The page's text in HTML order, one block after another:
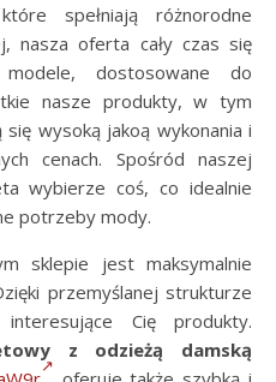
spełniają różnorodne
nasza oferta cały czas się
dostosowane do
nasze produkty, w tym
wysoką jakoą wykonania i
cenach. Spośród naszej
wybierze coś, co idealnie
potrzeby mody.
sklepie jest maksymalnie
przemyślanej strukturze
Cię produkty.
z odzieżą damską